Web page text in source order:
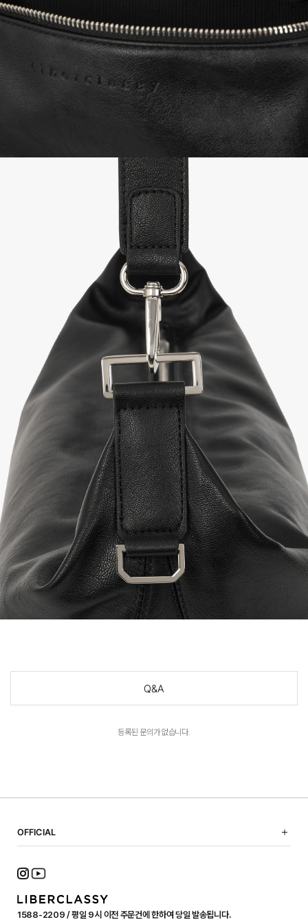
Q&A
등록된 문의가 없습니다.
OFFICIAL
SHOPPING GUIDE
TERMS OF USE
PRIVACY POLICY
1588-2209 / 평일 9시 이전 주문건에 한하여 당일 발송됩니다.